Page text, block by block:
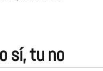
jo sí, tu no